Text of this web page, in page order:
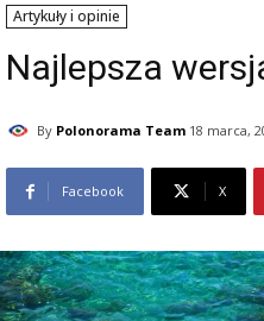
Artykuły i opinie
Najlepsza
By Polonorama Team 18 marca,
Facebook X